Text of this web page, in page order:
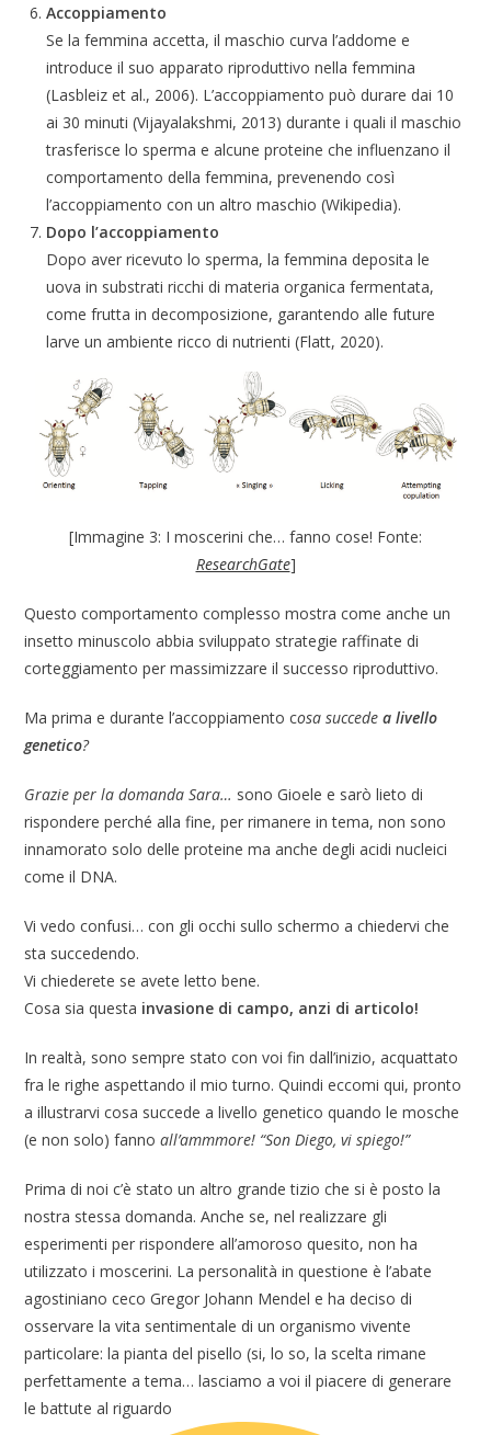
Accoppiamento
Se la femmina accetta, il maschio curva l’addome e
introduce il suo apparato riproduttivo nella femmina
(Lasbleiz et al., 2006). L’accoppiamento può durare dai 10
ai 30 minuti (Vijayalakshmi, 2013) durante i quali il maschio
trasferisce lo sperma e alcune proteine che influenzano il
comportamento della femmina, prevenendo così
l’accoppiamento con un altro maschio (Wikipedia).
Dopo l’accoppiamento
Dopo aver ricevuto lo sperma, la femmina deposita le
uova in substrati ricchi di materia organica fermentata,
come frutta in decomposizione, garantendo alle future
larve un ambiente ricco di nutrienti (Flatt, 2020).
[Immagine 3: I moscerini che… fanno cose! Fonte:
ResearchGate]
Questo comportamento complesso mostra come anche un
insetto minuscolo abbia sviluppato strategie raffinate di
corteggiamento per massimizzare il successo riproduttivo.
Ma prima e durante l’accoppiamento cosa succedea livello
genetico?
Grazie per la domanda Sara… sono Gioele e sarò lieto di
rispondere perché alla fine, per rimanere in tema, non sono
innamorato solo delle proteine ma anche degli acidi nucleici
come il DNA.
Vi vedo confusi… con gli occhi sullo schermo a chiedervi che
sta succedendo.
Vi chiederete se avete letto bene.
Cosa sia questa invasione di campo, anzi di articolo!
In realtà, sono sempre stato con voi fin dall’inizio, acquattato
fra le righe aspettando il mio turno. Quindi eccomi qui, pronto
a illustrarvi cosa succede a livello genetico quando le mosche
(e non solo) fannoall’ammmore! “Son Diego, vi spiego!”
Prima di noi c’è stato un altro grande tizio che si è posto la
nostra stessa domanda. Anche se, nel realizzare gli
esperimenti per rispondere all’amoroso quesito, non ha
utilizzato i moscerini. La personalità in questione è l’abate
agostiniano ceco Gregor Johann Mendel e ha deciso di
osservare la vita sentimentale di un organismo vivente
particolare: la pianta del pisello (si, lo so, la scelta rimane
perfettamente a tema… lasciamo a voi il piacere di generare
le battute al riguardo